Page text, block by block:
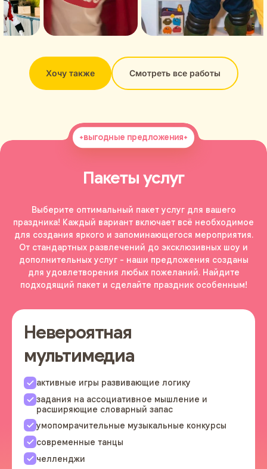
Хочу также Смотреть все работы
выгодные предложения
Пакеты услуг
Выберите оптимальный пакет услуг для вашего
праздника! Каждый вариант включает всё необходимое
для создания яркого и запоминающегося мероприятия.
От стандартных развлечений до эксклюзивных шоу и
дополнительных услуг - наши предложения созданы
для удовлетворения любых пожеланий. Найдите
подходящий пакет и сделайте праздник особенным!
Невероятная
мультимедиа
активные игры развивающие логику
задания на ассоциативное мышление и
расширяющие словарный запас
умопомрачительные музыкальные конкурсы
современные танцы
челленджи